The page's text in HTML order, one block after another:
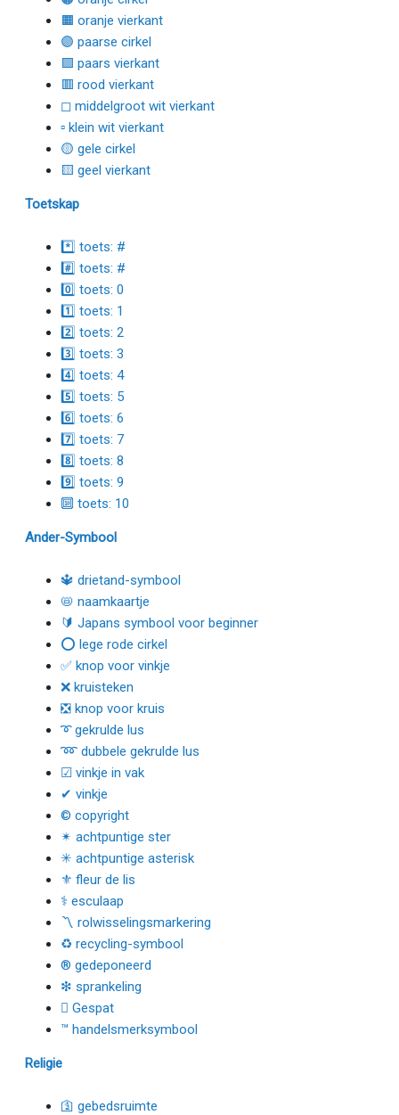
🟧 oranje vierkant
🟣 paarse cirkel
🟪 paars vierkant
🟥 rood vierkant
◻ middelgroot wit vierkant
▫ klein wit vierkant
🟡 gele cirkel
🟨 geel vierkant
Toetskap
*️⃣ toets: #
#️⃣ toets: #
0️⃣ toets: 0
1️⃣ toets: 1
2️⃣ toets: 2
3️⃣ toets: 3
4️⃣ toets: 4
5️⃣ toets: 5
6️⃣ toets: 6
7️⃣ toets: 7
8️⃣ toets: 8
9️⃣ toets: 9
🔟 toets: 10
Ander-Symbool
🔱 drietand-symbool
📛 naamkaartje
🔰 Japans symbool voor beginner
⭕ lege rode cirkel
✅ knop voor vinkje
❌ kruisteken
❎ knop voor kruis
➰ gekrulde lus
➿ dubbele gekrulde lus
☑ vinkje in vak
✔ vinkje
© copyright
✴ achtpuntige ster
✳ achtpuntige asterisk
⚜ fleur de lis
⚕ esculaap
〽 rolwisselingsmarkering
♻ recycling-symbool
® gedeponeerd
❇ sprankeling
🫟 Gespat
™ handelsmerksymbool
Religie
🛐 gebedsruimte